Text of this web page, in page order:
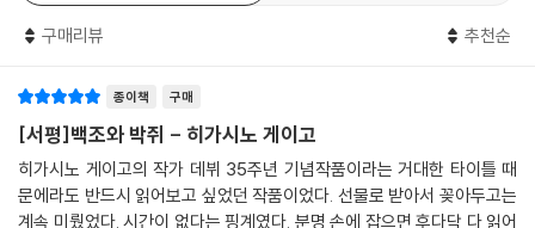
안에서 흡인력 있게 풀어낸다. 나아가 공소시효 폐지의 소급 적용 문제, 형
에 대한 신상 털기나, 공판 절차의 허점 등 굵직한 사회적 논의들을 아우르
면서도 추리소설 본연의 재미를 잃지 않으며 차곡차곡 서사를 쌓아나가 놀
라운 결말에 다다르는 데는 거장의 노련함이 물씬 느껴진다. 그리고 무엇
보다 그 기저에는 인간에 대한 따뜻한 시선을 견지해온 작가가 전하는, 사
람들이 살아가는 가슴 뭉클한 드라마가 녹아 있다.
구매리뷰 추천순
종이책 구매
[서평]백조와 박쥐 - 히가시노 게이고
히가시노 게이고의 작가 데뷔 35주년 기념작품이라는 거대한 타이틀 때
문에라도 반드시 읽어보고 싶었던 작품이었다. 선물로 받아서 꽂아두고는
계속 미뤘었다. 시간이 없다는 핑계였다. 분명 손에 잡으면 후다닥 다 읽어